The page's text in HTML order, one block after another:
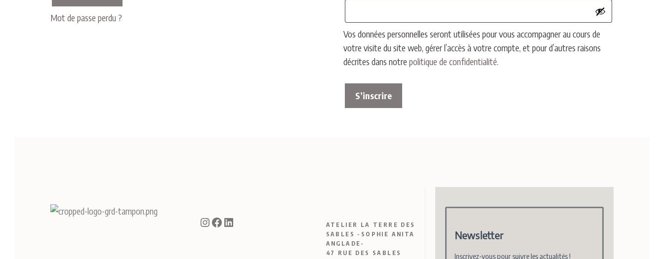
Mot de passe perdu ?
Vos données personnelles seront utilisées pour vous accompagner au cours de
votre visite du site web, gérer l’accès à votre compte, et pour d’autres raisons
décrites dans notre politique de confidentialité.
S’inscrire
Instagram
Facebook
LinkedIn
ATELIER LA TERRE DES
SABLES -SOPHIE ANITA
ANGLADE-
47 RUE DES SABLES